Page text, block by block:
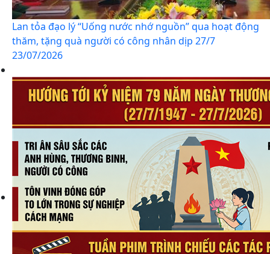
Lan tỏa đạo lý “Uống nước nhớ nguồn” qua hoạt động
thăm, tặng quà người có công nhân dịp 27/7
23/07/2026